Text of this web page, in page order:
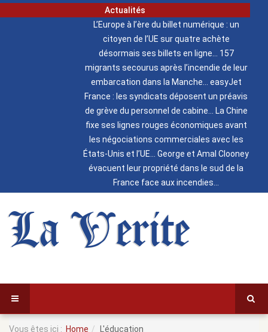
Actualités
L’Europe à l’ère du billet numérique : un
citoyen de l’UE sur quatre achète
désormais ses billets en ligne
157
migrants secourus après l’incendie de leur
embarcation dans la Manche
easyJet
France : les syndicats déposent un préavis
de grève du personnel de cabine
La Chine
fixe ses lignes rouges économiques avant
les négociations commerciales avec les
États-Unis et l’UE
George et Amal Clooney
évacuent leur propriété dans le sud de la
France face aux incendies
La Verite
Vous êtes ici : Home L'éducation